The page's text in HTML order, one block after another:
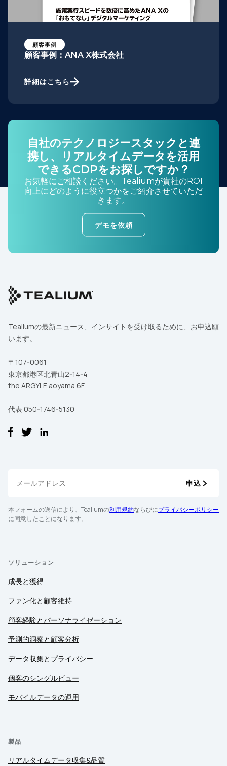
顧客事例
顧客事例：ANA X株式会社
詳細はこちら
自社のテクノロジースタックと連
携し、リアルタイムデータを活用
できるCDPをお探しですか？
お気軽にご相談ください。Tealiumが貴社のROI
向上にどのように役立つかをご紹介させていただ
きます。
デモを依頼
Tealiumの最新ニュース、インサイトを受け取るために、お申込願
います。
〒107-0061
東京都港区北青山2-14-4
the ARGYLE aoyama 6F
代表 050-1746-5130
申込
本フォームの送信により、Tealiumの利用規約ならびにプライバシーポリシー
に同意したことになります。
ソリューション
成長と獲得
ファン化と顧客維持
顧客経験とパーソナライゼーション
予測的洞察と顧客分析
データ収集とプライバシー
個客のシングルビュー
モバイルデータの運用
製品
リアルタイムデータ収集&品質